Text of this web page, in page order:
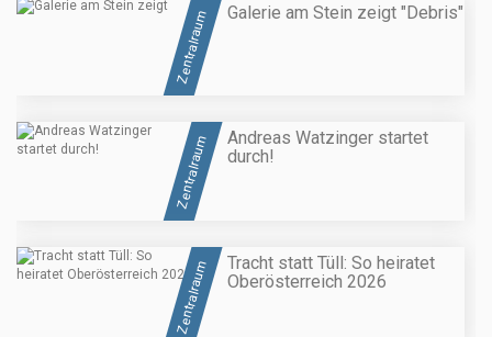
Zentralraum Galerie am Stein zeigt "Debris"
Zentralraum
Andreas Watzinger startet
durch!
Zentralraum
Tracht statt Tüll: So heiratet
Oberösterreich 2026